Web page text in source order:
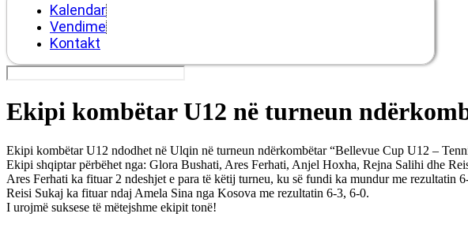
Kalendar
Vendime
Kontakt
Ekipi kombëtar U12 në turneun
Ekipi kombëtar U12 ndodhet në Ulqin në turneun ndërkombëtar “Bellevue Cup U12 –
Ekipi shqiptar përbëhet nga: Glora Bushati, Ares Ferhati, Anjel Hoxha, Rejna Salihi dhe
Ares Ferhati ka fituar 2 ndeshjet e para të këtij turneu, ku së fundi ka mundur me rezultatin
Reisi Sukaj ka fituar ndaj Amela Sina nga Kosova me rezultatin 6-3, 6-0.
I urojmë suksese të mëtejshme ekipit tonë!